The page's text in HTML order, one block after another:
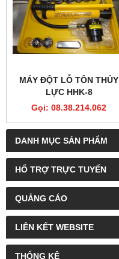
DANH MỤC SẢN PHẨM
HỔ TRỢ TRỰC TUYẾN
QUẢNG CÁO
LIÊN KẾT WEBSITE
THỐNG KÊ
MÁY ĐỘT LỖ TÔN THỦY
LỰC HHK-8
Gọi: 08.38.214.062